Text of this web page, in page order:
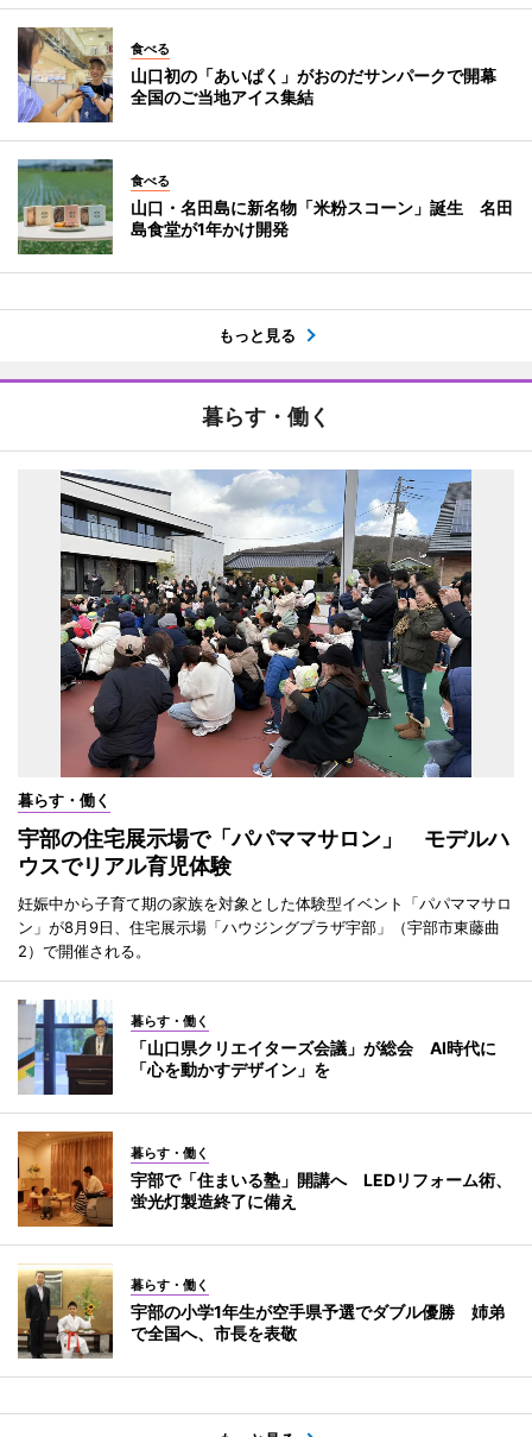
食べる
山口初の「あいぱく」がおのだサンパークで開幕
全国のご当地アイス集結
食べる
山口・名田島に新名物「米粉スコーン」誕生 名田
島食堂が1年かけ開発
もっと見る
暮らす・働く
暮らす・働く
宇部の住宅展示場で「パパママサロン」 モデルハ
ウスでリアル育児体験
妊娠中から子育て期の家族を対象とした体験型イベント「パパママサロ
ン」が8月9日、住宅展示場「ハウジングプラザ宇部」（宇部市東藤曲
2）で開催される。
暮らす・働く
「山口県クリエイターズ会議」が総会 AI時代に
「心を動かすデザイン」を
暮らす・働く
宇部で「住まいる塾」開講へ LEDリフォーム術、
蛍光灯製造終了に備え
暮らす・働く
宇部の小学1年生が空手県予選でダブル優勝 姉弟
で全国へ、市長を表敬